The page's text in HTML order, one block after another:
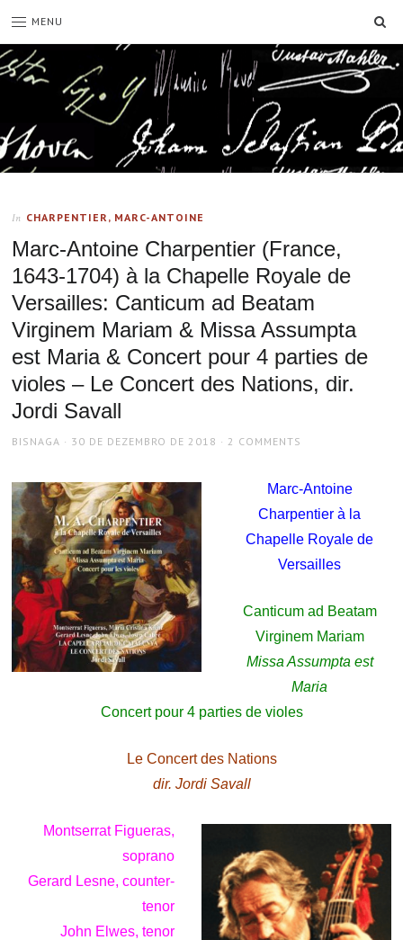
MENU
In CHARPENTIER, MARC-ANTOINE
Marc-Antoine Charpentier (France,
1643-1704) à la Chapelle Royale de
Versailles: Canticum ad Beatam
Virginem Mariam & Missa Assumpta
est Maria & Concert pour 4 parties de
violes – Le Concert des Nations, dir.
Jordi Savall
AUTHOR
BISNAGA
POSTED
30 DE DEZEMBRO DE 2018 2 COMMENTS
Marc-Antoine
Charpentier à la
Chapelle Royale de
Versailles
Canticum ad Beatam
Virginem Mariam
Missa Assumpta est
Maria
Concert pour 4 parties de violes
Le Concert des Nations
dir. Jordi Savall
Montserrat Figueras,
soprano
Gerard Lesne, counter-
tenor
John Elwes, tenor